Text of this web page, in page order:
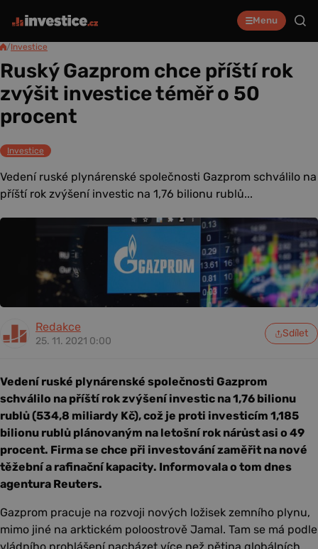
Menu
/Investice
Ruský Gazprom chce příští rok
zvýšit investice téměř o 50
procent
Investice
Vedení ruské plynárenské společnosti Gazprom schválilo na
příští rok zvýšení investic na 1,76 bilionu rublů...
Redakce
25. 11. 2021 0:00
Sdílet
Vedení ruské plynárenské společnosti Gazprom
schválilo na příští rok zvýšení investic na 1,76 bilionu
rublů (534,8 miliardy Kč), což je proti investicím 1,185
bilionu rublů plánovaným na letošní rok nárůst asi o 49
procent. Firma se chce při investování zaměřit na nové
těžební a rafinační kapacity. Informovala o tom dnes
agentura Reuters.
Gazprom pracuje na rozvoji nových ložisek zemního plynu,
mimo jiné na arktickém poloostrově Jamal. Tam se má podle